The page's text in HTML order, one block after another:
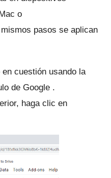
o
pasos se aplican
cuestión usando la
de Google .
haga clic en